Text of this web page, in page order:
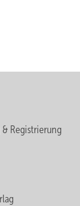
Registrierung